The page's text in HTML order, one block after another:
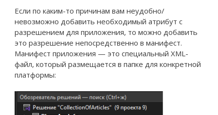
Если по каким-то причинам вам неудобно/
невозможно добавить необходимый атрибут с
разрешением для приложения, то можно добавить
это разрешение непосредственно в манифест.
Манифест приложения — это специальный XML-
файл, который размещается в папке для конкретной
платформы: